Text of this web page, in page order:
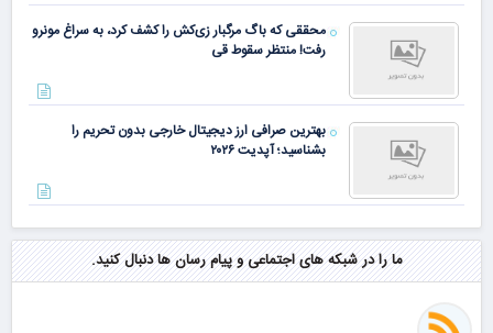
محققی که باگ مرگبار زی‌کش را کشف کرد، به سراغ مونرو
رفت! منتظر سقوط قی
بهترین صرافی ارز دیجیتال خارجی بدون تحریم را
بشناسید؛ آپدیت ۲۰۲۶
ما را در شبکه های اجتماعی و پیام رسان ها دنبال کنید.